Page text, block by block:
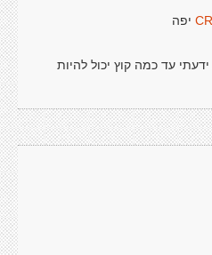
יפה
עד כמה קוץ יכול להיות